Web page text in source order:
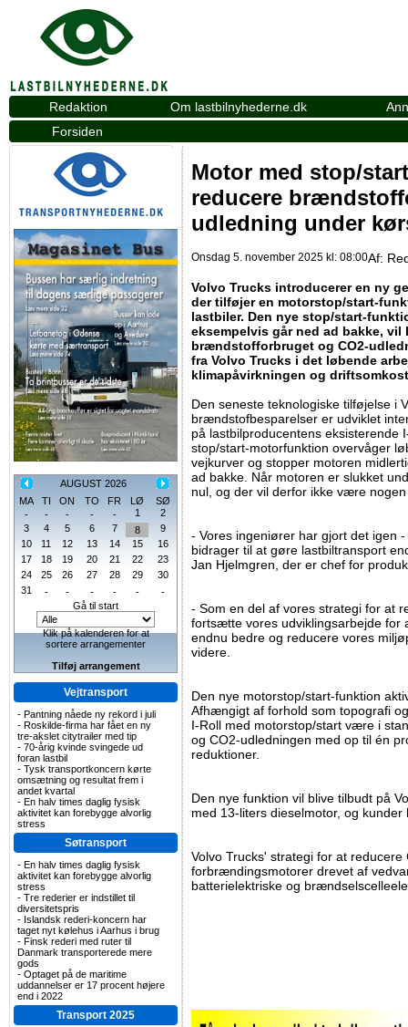
Redaktion Om lastbilnyhederne.dk
Forsiden
AUGUST 2026
MA
TI ON TO FR LØ
SØ
-
- - - - 1
2
3
4 5 6 7 8
9
10
11 12 13 14 15
16
17
18 19 20 21 22
23
24
25 26 27 28 29
30
31
- - - - -
-
Gå til start
Klik på kalenderen for at
sortere arrangementer
Tilføj arrangement
Vejtransport
- Pantning nåede ny rekord i juli
- Roskilde-firma har fået en ny
tre-akslet citytrailer med tip
- 70-årig kvinde svingede ud
foran lastbil
- Tysk transportkoncern kørte
omsætning og resultat frem i
andet kvartal
- En halv times daglig fysisk
aktivitet kan forebygge alvorlig
stress
Søtransport
- En halv times daglig fysisk
aktivitet kan forebygge alvorlig
stress
- Tre rederier er indstillet til
diversitetspris
- Islandsk rederi-koncern har
taget nyt kølehus i Aarhus i brug
- Finsk rederi med ruter til
Danmark transporterede mere
gods
- Optaget på de maritime
uddannelser er 17 procent højere
end i 2022
Transport 2025
Motor med stop/
reducere
udledning under
Onsdag 5. november 2025 kl: 08:00Af:
Volvo Trucks introducerer en ny
der tilføjer en motorstop/start-
lastbiler. Den nye stop/start-
eksempelvis går ned ad bakke, vil
brændstofforbruget og CO2-
fra Volvo Trucks i det løbende
klimapåvirkningen og
Den seneste teknologiske tilføjelse i
brændstofbesparelser er udviklet
på lastbilproducentens eksisterende
stop/start-motorfunktion overvåger
vejkurver og stopper motoren
ad bakke. Når motoren er slukket
nul, og der vil derfor ikke være
- Vores ingeniører har gjort det igen
bidrager til at gøre lastbiltransport
Jan Hjelmgren, der er chef for
- Som en del af vores strategi for at
fortsætte vores udviklingsarbejde
endnu bedre og reducere vores
videre.
Den nye motorstop/start-funktion
Afhængigt af forhold som topografi
I-Roll med motorstop/start være i
og CO2-udledningen med op til én
reduktioner.
Den nye funktion vil blive tilbudt på
med 13-liters dieselmotor, og
Volvo Trucks' strategi for at
forbrændingsmotorer drevet af
batterielektriske og